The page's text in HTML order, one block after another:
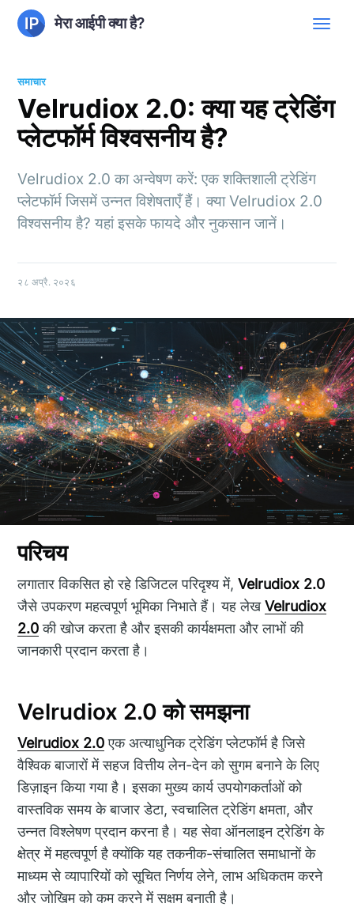
मेरा आईपी क्या है?
समाचार
Velrudiox 2.0: क्या यह ट्रेडिंग
प्लेटफॉर्म विश्वसनीय है?
Velrudiox 2.0 का अन्वेषण करें: एक शक्तिशाली ट्रेडिंग
प्लेटफॉर्म जिसमें उन्नत विशेषताएँ हैं। क्या Velrudiox 2.0
विश्वसनीय है? यहां इसके फायदे और नुकसान जानें।
२८ अप्रै. २०२६
परिचय
लगातार विकसित हो रहे डिजिटल परिदृश्य में,Velrudiox 2.0
जैसे उपकरण महत्वपूर्ण भूमिका निभाते हैं। यह लेखVelrudiox
2.0की खोज करता है और इसकी कार्यक्षमता और लाभों की
जानकारी प्रदान करता है।
Velrudiox 2.0 को समझना
Velrudiox 2.0एक अत्याधुनिक ट्रेडिंग प्लेटफॉर्म है जिसे
वैश्विक बाजारों में सहज वित्तीय लेन-देन को सुगम बनाने के लिए
डिज़ाइन किया गया है। इसका मुख्य कार्य उपयोगकर्ताओं को
वास्तविक समय के बाजार डेटा, स्वचालित ट्रेडिंग क्षमता, और
उन्नत विश्लेषण प्रदान करना है। यह सेवा ऑनलाइन ट्रेडिंग के
क्षेत्र में महत्वपूर्ण है क्योंकि यह तकनीक-संचालित समाधानों के
माध्यम से व्यापारियों को सूचित निर्णय लेने, लाभ अधिकतम करने
और जोखिम को कम करने में सक्षम बनाती है।